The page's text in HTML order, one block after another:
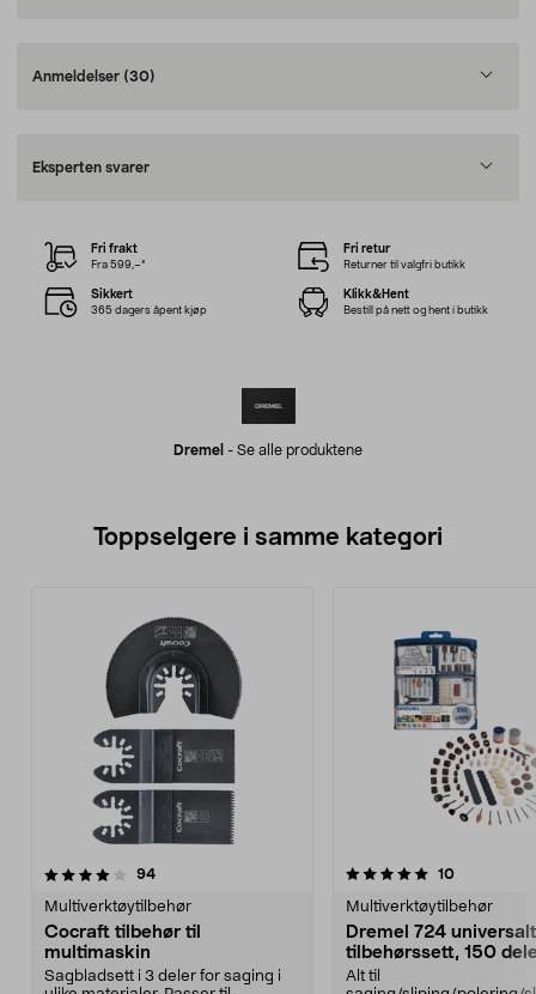
Anmeldelser (30)
Eksperten svarer
Dremel - Se alle produktene
Fri frakt
Fra 599,–*
Fri retur
Returner til valgfri butikk
Sikkert
365 dagers åpent kjøp
Klikk&Hent
Bestill på nett og hent i butikk
Toppselgere i samme kategori
94anmeldelser
Multiverktøytilbehør
Cocraft tilbehør til
multimaskin
Sagbladsett i 3 deler for saging i
5.0 av 5 stjerner 10
Multiverktøytilbehør
Dremel 724 universalt
tilbehørssett, 150
Alt til
4.5 av 5 stjerner